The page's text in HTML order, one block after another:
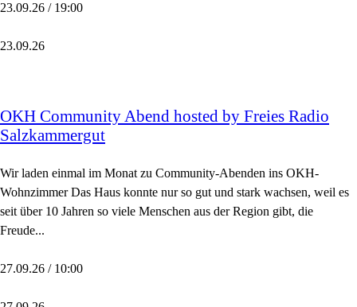
23.09.26 / 19:00
23.09.26
OKH Community Abend hosted by Freies Radio
Salzkammergut
Wir laden einmal im Monat zu Community-Abenden ins OKH-
Wohnzimmer Das Haus konnte nur so gut und stark wachsen, weil es
seit über 10 Jahren so viele Menschen aus der Region gibt, die
Freude...
27.09.26 / 10:00